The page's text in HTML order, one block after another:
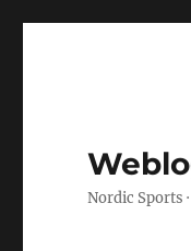
Nordic Sports